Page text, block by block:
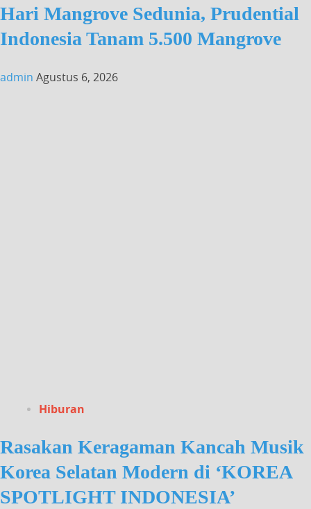
Hari Mangrove Sedunia, Prudential
Indonesia Tanam 5.500 Mangrove
admin Agustus 6, 2026
Hiburan
Rasakan Keragaman Kancah Musik
Korea Selatan Modern di ‘KOREA
SPOTLIGHT INDONESIA’